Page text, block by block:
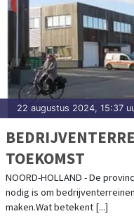
22 augustus 2024, 15:37
TOEKOMST
NOORD-HOLLAND - De
nodig is om
maken.Wat betekent [...]